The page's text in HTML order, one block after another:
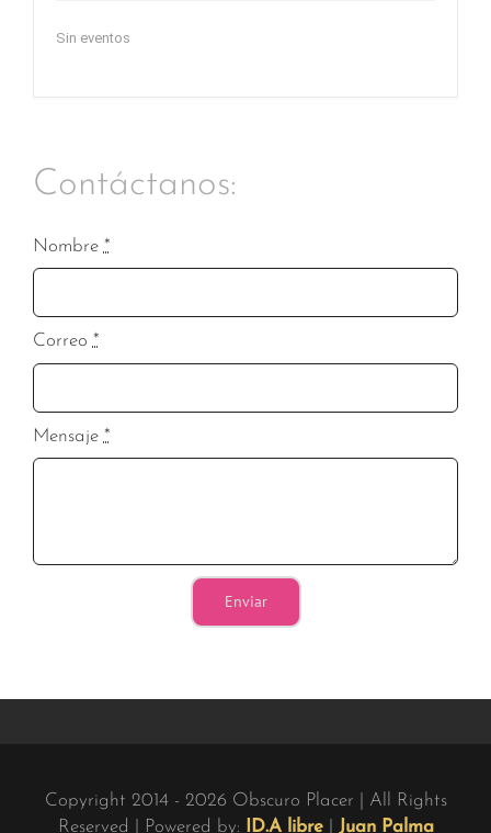
Sin eventos
Contáctanos:
Nombre*
Correo*
Mensaje *
Enviar
Copyright 2014 - 2026 Obscuro Placer | All Rights
Reserved |
Powered by: ID.A libre| Juan Palma